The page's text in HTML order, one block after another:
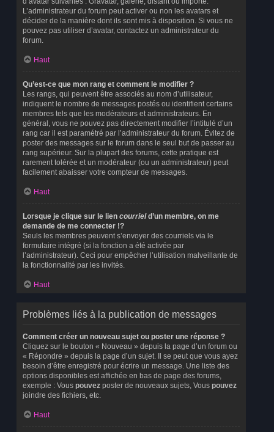
L’administrateur du forum peut activer ou non les avatars et
décider de la manière dont ils sont mis à disposition. Si vous ne
pouvez pas utiliser d’avatar, contactez un administrateur du
forum.
Haut
Qu’est-ce que mon rang et comment le modifier ?
Les rangs, qui peuvent être associés au nom d’utilisateur,
indiquent le nombre de messages postés ou identifient certains
membres tels que les modérateurs et administrateurs. En
général, vous ne pouvez pas directement modifier l’intitulé d’un
rang car il est paramétré par l’administrateur du forum. Évitez de
poster des messages sur le forum dans le seul but de passer au
rang supérieur. Sur la plupart des forums, cette pratique est
rarement tolérée et un modérateur (ou un administrateur) peut
facilement abaisser votre compteur de messages.
Haut
Lorsque je clique sur le lien courrield’un membre, on me
demande de me connecter !?
Seuls les membres peuvent s’envoyer des courriels via le
formulaire intégré (si la fonction a été activée par
l’administrateur). Ceci pour empêcher l’utilisation malveillante de
la fonctionnalité par les invités.
Haut
Problèmes liés à la publication de messages
Comment créer un nouveau sujet ou poster une réponse ?
Cliquez sur le bouton « Nouveau » depuis la page d’un forum ou
« Répondre » depuis la page d’un sujet. Il se peut que vous ayez
besoin d’être enregistré pour écrire un message. Une liste des
options disponibles est affichée en bas de page des forums,
exemple : Vous pouvez poster de nouveaux sujets, Vous pouvez
joindre des fichiers, etc.
Haut